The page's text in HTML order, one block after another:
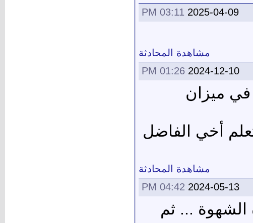
2025-04-09
03:11 PM
مشاهدة المحادثة
2024-12-10
01:26 PM
في ميزان
أخي الفاضل
مشاهدة المحادثة
2024-05-13
04:42 PM
الشهوة ... ثم